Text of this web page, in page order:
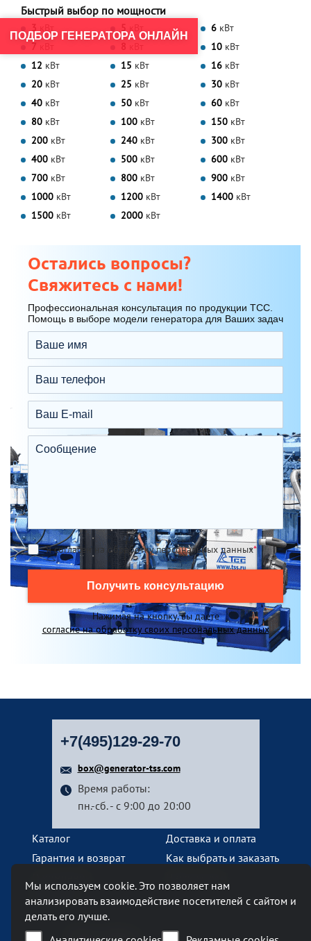
Быстрый выбор по мощности
3 кВт 5 6 кВт
7
кВт 8 10 кВт
12 кВт 15 кВт 16 кВт
20 кВт 25 кВт 30 кВт
40 кВт 50 кВт 60 кВт
80 кВт 100 кВт 150 кВт
200 кВт 240 кВт 300 кВт
400 кВт 500 кВт 600 кВт
700 кВт 800 кВт 900 кВт
1000 кВт 1200 кВт 1400 кВт
1500 кВт 2000 кВт
Остались вопросы?
Свяжитесь с нами!
Профессиональная консультация по продукции ТСС.
Помощь в выборе модели генератора для Ваших задач
Я согласен на обработку персональных данных*
Получить консультацию
Нажимая на кнопку, вы даете
согласие на обработку своих персональных данных
+7(495)129-29-70
box@generator-tss.com
Время работы:
пн.-сб. - с 9:00 до 20:00
Каталог
Доставка и оплата
Гарантия и возврат
Как выбрать и заказать
Контакты
ПОДБОР ГЕНЕРАТОРА ОНЛАЙН
Мы используем cookie. Это позволяет нам
анализировать взаимодействие посетителей с сайтом и
делать его лучше.